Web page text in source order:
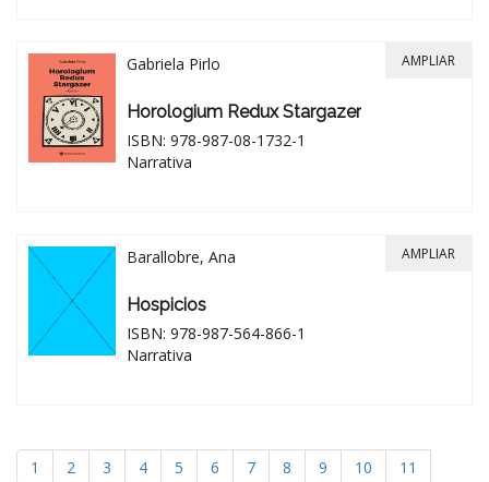
Gabriela Pirlo
Horologium Redux Stargazer
ISBN: 978-987-08-1732-1
Narrativa
AMPLIAR
Barallobre, Ana
Hospicios
ISBN: 978-987-564-866-1
Narrativa
AMPLIAR
1 2 3 4 5 6 7 8 9 10
11